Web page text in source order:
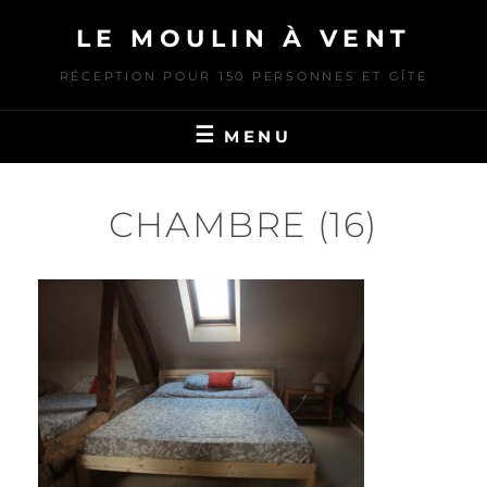
content
LE MOULIN À VENT
RÉCEPTION POUR 150 PERSONNES ET GÎTE
MENU
CHAMBRE (16)